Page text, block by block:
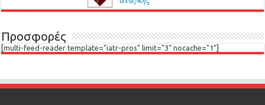
Προσφορές
[multi-feed-reader template="iatr-pros" limit="3" nocache="1"]